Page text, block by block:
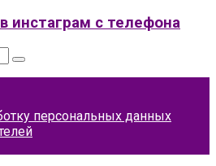
инстаграм с телефона
персональных данных